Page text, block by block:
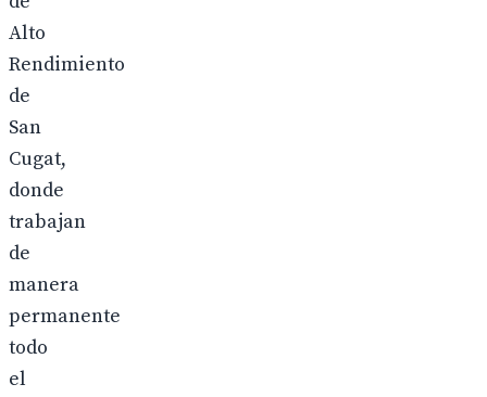
Alto
Rendimiento
de
San
Cugat,
donde
trabajan
de
manera
permanente
todo
el